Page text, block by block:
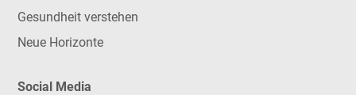
Gesundheit verstehen
Neue Horizonte
Social Media